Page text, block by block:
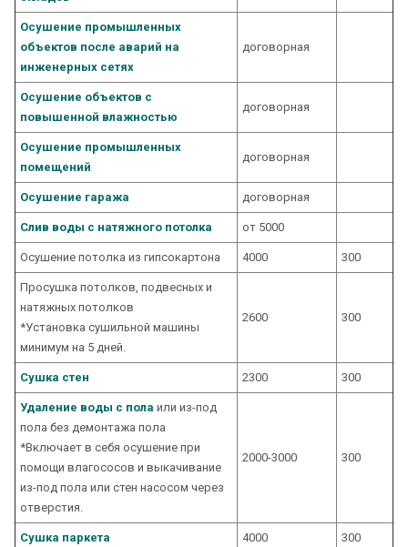
Осушение промышленных
объектов после аварий на
инженерных сетях
договорная
Осушение объектов с
повышенной влажностью
договорная
Осушение промышленных
помещений
договорная
Осушение гаража договорная
Слив воды с натяжного потолка от 5000
Осушение потолка из гипсокартона 4000 300
Просушка потолков, подвесных и
натяжных потолков
*Установка сушильной машины
минимум на 5 дней.
2600 300
Сушка стен 2300 300
Удаление воды с пола или из-под
пола без демонтажа пола
*Включает в себя осушение при
помощи влагососов и выкачивание
из-под пола или стен насосом через
отверстия.
2000-3000 300
Сушка паркета 4000 300